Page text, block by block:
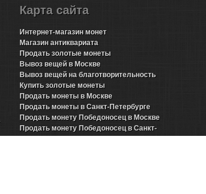
Карта сайта
Интернет-магазин монет
Магазин антиквариата
Продать золотые монеты
Вывоз вещей в Москве
Вывоз вещей на благотворительность
Купить золотые монеты
Продать монеты в Москве
Продать монеты в Санкт-Петербурге
Продать монету Победоносец в Москве
Продать монету Победоносец в Санкт-